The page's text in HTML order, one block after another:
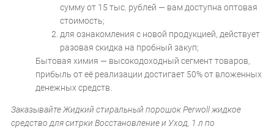
сумму от 15 тыс. рублей — вам доступна оптовая
стоимость;
для ознакомления с новой продукцией, действует
разовая скидка на пробный закуп;
Бытовая химия — высокодоходный сегмент товаров,
прибыль от её реализации достигает 50% от вложенных
денежных средств.
Заказывайте Жидкий стиральный порошок Perwoll жидкое
средство для ситрки Восстановление и Уход, 1 л по